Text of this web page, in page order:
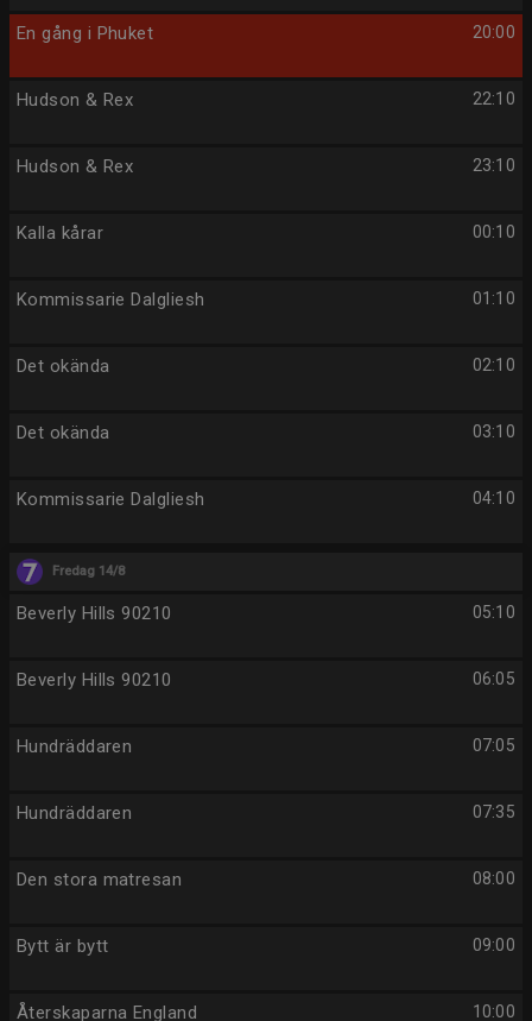
20:00
En gång i Phuket
22:10
Hudson & Rex
23:10
Hudson & Rex
00:10
Kalla kårar
01:10
Kommissarie Dalgliesh
02:10
Det okända
03:10
Det okända
04:10
Kommissarie Dalgliesh
Fredag 14/8
05:10
Beverly Hills 90210
06:05
Beverly Hills 90210
07:05
Hundräddaren
07:35
Hundräddaren
08:00
Den stora matresan
09:00
Bytt är bytt
10:00
Återskaparna England